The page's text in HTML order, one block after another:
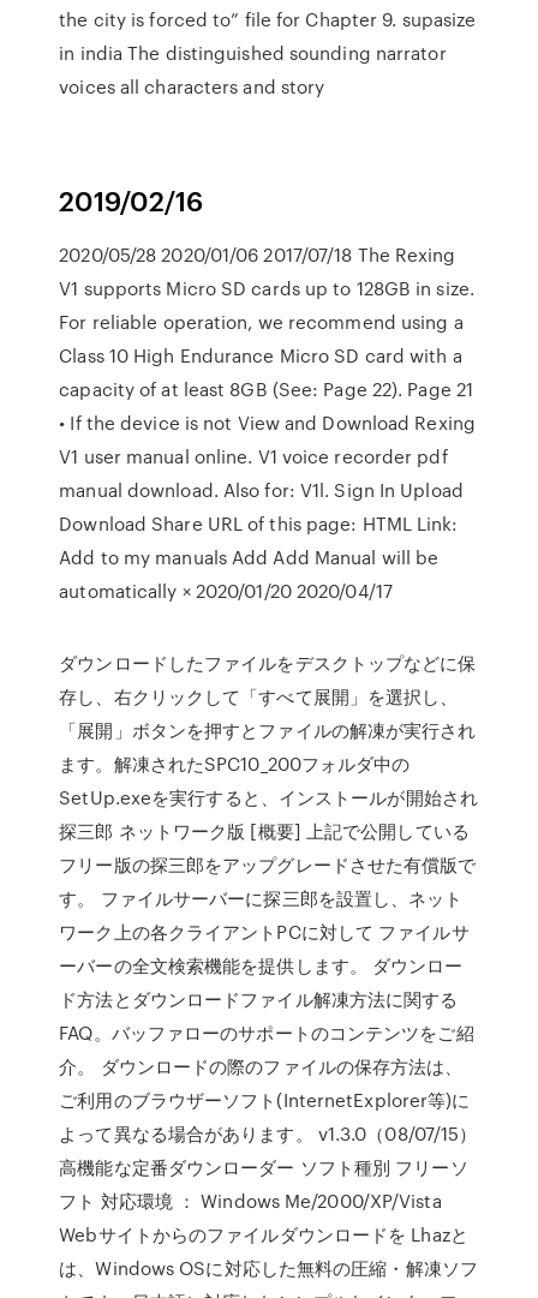
the city is forced to” file for Chapter 9. supasize
in india The distinguished sounding narrator
voices all characters and story
2019/02/16
2020/05/28 2020/01/06 2017/07/18 The Rexing
V1 supports Micro SD cards up to 128GB in size.
For reliable operation, we recommend using a
Class 10 High Endurance Micro SD card with a
capacity of at least 8GB (See: Page 22). Page 21
• If the device is not View and Download Rexing
V1 user manual online. V1 voice recorder pdf
manual download. Also for: V1l. Sign In Upload
Download Share URL of this page: HTML Link:
Add to my manuals Add Add Manual will be
automatically × 2020/01/20 2020/04/17
ダウンロードしたファイルをデスクトップなどに保
存し、右クリックして「すべて展開」を選択し、
「展開」ボタンを押すとファイルの解凍が実行され
ます。解凍されたSPC10_200フォルダ中の
SetUp.exeを実行すると、インストールが開始され
探三郎 ネットワーク版 [概要] 上記で公開している
フリー版の探三郎をアップグレードさせた有償版で
す。 ファイルサーバーに探三郎を設置し、ネット
ワーク上の各クライアントPCに対して ファイルサ
ーバーの全文検索機能を提供します。 ダウンロー
ド方法とダウンロードファイル解凍方法に関する
FAQ。バッファローのサポートのコンテンツをご紹
介。 ダウンロードの際のファイルの保存方法は、
ご利用のブラウザーソフト(InternetExplorer等)に
よって異なる場合があります。 v1.3.0（08/07/15）
高機能な定番ダウンローダー ソフト種別 フリーソ
フト 対応環境 ： Windows Me/2000/XP/Vista
Webサイトからのファイルダウンロードを Lhazと
は、Windows OSに対応した無料の圧縮・解凍ソフ